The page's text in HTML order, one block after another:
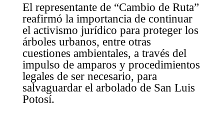
El representante de “Cambio de Ruta”
reafirmó la importancia de continuar
el activismo jurídico para proteger los
árboles urbanos, entre otras
cuestiones ambientales, a través del
impulso de amparos y procedimientos
legales de ser necesario, para
salvaguardar el arbolado de San Luis
Potosí.